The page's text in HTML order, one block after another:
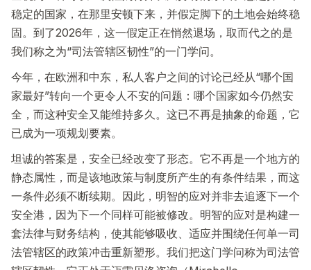
稳定的国家，在那里安顿下来，并假定脚下的土地会始终稳
固。到了2026年，这一假定正在悄然退场，取而代之的是
我们称之为“司法管辖区韧性”的一门学问。
今年，在欧洲和中东，私人客户之间的讨论已经从“哪个国
家最好”转向一个更令人不安的问题：哪个国家如今仍然安
全，而这种安全又能维持多久。这已不再是抽象的命题，它
已成为一项规划要素。
坦诚的答案是，安全已经改变了形态。它不再是一个地方的
静态属性，而是该地政策与制度所产生的有条件结果，而这
一条件必须不断续期。因此，明智的应对并非去追逐下一个
安全港，因为下一个同样可能被修改。明智的应对是构建一
套法律与财务结构，使其能够吸收、适应并围绕任何单一司
法管辖区的政策冲击重新塑形。我们把这门学问称为司法管